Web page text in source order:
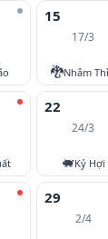
15
17/3
🐉Nhâm
22
24/3
🐖Kỷ Hợi
29
2/4